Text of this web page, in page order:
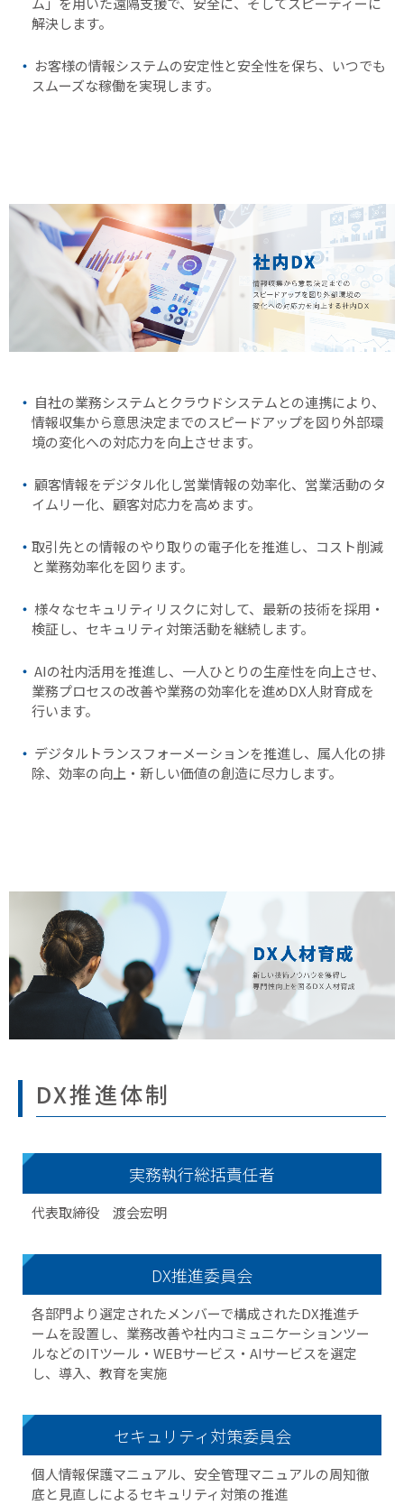
解決します。
お客様の情報システムの安定性と安全性を保ち、いつでも
スムーズな稼働を実現します。
自社の業務システムとクラウドシステムとの連携により、
情報収集から意思決定までのスピードアップを図り外部環
境の変化への対応力を向上させます。
顧客情報をデジタル化し営業情報の効率化、営業活動のタ
イムリー化、顧客対応力を高めます。
取引先との情報のやり取りの電子化を推進し、コスト削減
と業務効率化を図ります。
様々なセキュリティリスクに対して、最新の技術を採用・
検証し、セキュリティ対策活動を継続します。
AIの社内活用を推進し、一人ひとりの生産性を向上させ、
業務プロセスの改善や業務の効率化を進めDX人財育成を
行います。
デジタルトランスフォーメーションを推進し、属人化の排
除、効率の向上・新しい価値の創造に尽力します。
DX推進体制
実務執行総括責任者
代表取締役 渡会宏明
DX推進委員会
各部門より選定されたメンバーで構成されたDX推進チ
ームを設置し、業務改善や社内コミュニケーションツー
ルなどのITツール・WEBサービス・AIサービスを選定
し、導入、教育を実施
セキュリティ対策委員会
個人情報保護マニュアル、安全管理マニュアルの周知徹
底と見直しによるセキュリティ対策の推進